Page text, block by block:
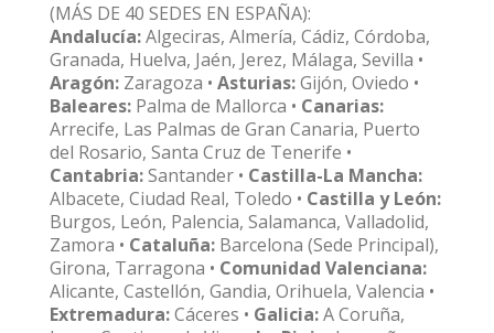
(MÁS DE 40 SEDES EN ESPAÑA):
Andalucía:Algeciras, Almería, Cádiz, Córdoba,
Granada, Huelva, Jaén, Jerez, Málaga, Sevilla •
Aragón: Zaragoza • Asturias:Gijón, Oviedo •
Baleares: Palma de Mallorca • Canarias:
Arrecife, Las Palmas de Gran Canaria, Puerto
del Rosario, Santa Cruz de Tenerife •
Cantabria:Santander • Castilla-La Mancha:
Albacete, Ciudad Real, Toledo • Castilla y León:
Burgos, León, Palencia, Salamanca, Valladolid,
Zamora • Cataluña: Barcelona (Sede Principal),
Girona, Tarragona • Comunidad Valenciana:
Alicante, Castellón, Gandia, Orihuela, Valencia •
Extremadura:Cáceres • Galicia:A Coruña,